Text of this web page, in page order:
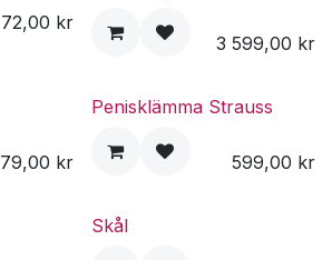
72,00 kr
3 599,00 kr
79,00 kr
Penisklämma Strauss
599,00 kr
Skål